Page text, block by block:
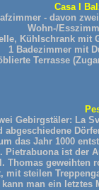
Casa I
- davon
Wohn-/
Kühlschrank mit
1 Badezimmer mit
Terrasse
Gebirgstäler: La
abgeschiedene
das Jahr 1000
Pietrabuona ist der
Thomas
mit steilen
man ein